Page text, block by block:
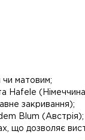
матовим;
Hafele
закривання);
Blum (Австрія);
що дозволяє